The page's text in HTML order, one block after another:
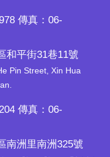
傳真：06-
和平街31巷11號
Pin Street, Xin Hua
傳真：06-
南洲里南洲325號